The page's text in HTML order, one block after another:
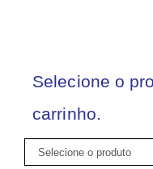
Selecione o
carrinho.